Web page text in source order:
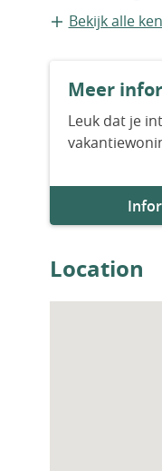
Geschakelde
Bestaande
Bouwjaar
Aantal
Aantal
Bekijk alle
Meer
Leuk dat je
Location